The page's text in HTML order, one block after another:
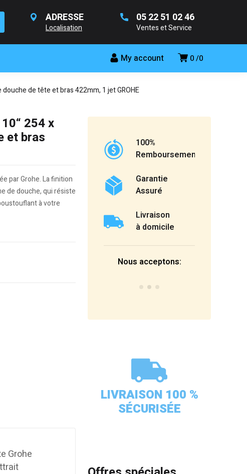
ADRESSE
Localisation
05 22 51 02 46
Ventes et Service
0 0
My account
de tête et bras 422mm, 1 jet GROHE
254 x
et bras
par Grohe. La finition
de douche, qui résiste
à votre
Grohe
100%
Remboursement
Garantie
Assuré
Livraison
à domicile
Nous acceptons:
LIVRAISON 100 %
SÉCURISÉE